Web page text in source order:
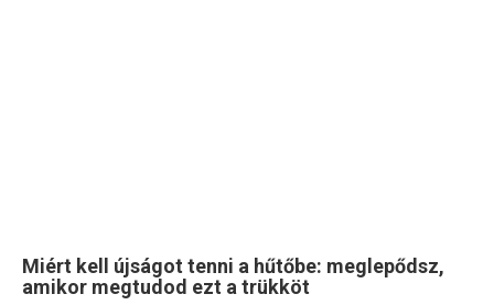
Miért kell újságot tenni a hűtőbe: meglepődsz,
amikor megtudod ezt a trükköt